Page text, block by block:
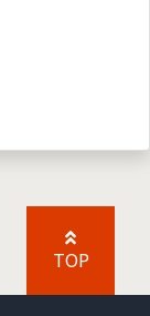
TOP